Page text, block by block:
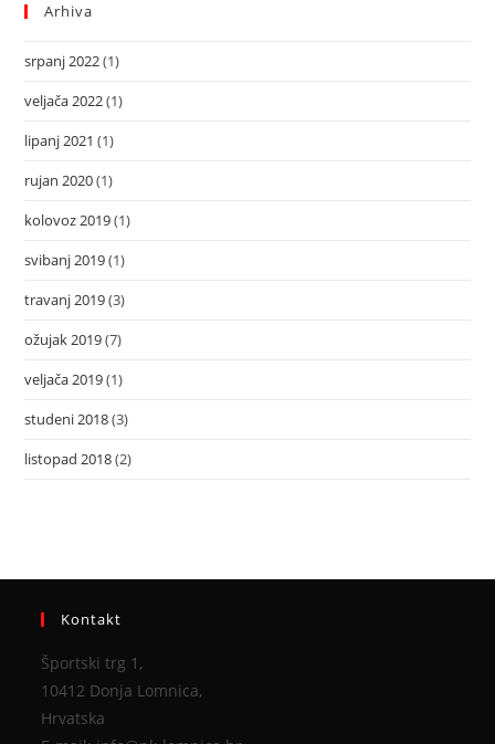
Arhiva
srpanj 2022(1)
veljača 2022(1)
lipanj 2021 (1)
rujan 2020(1)
kolovoz 2019(1)
svibanj 2019(1)
travanj 2019(3)
ožujak 2019(7)
veljača 2019(1)
studeni 2018(3)
listopad 2018(2)
Kontakt
Športski trg 1,
10412 Donja Lomnica,
Hrvatska